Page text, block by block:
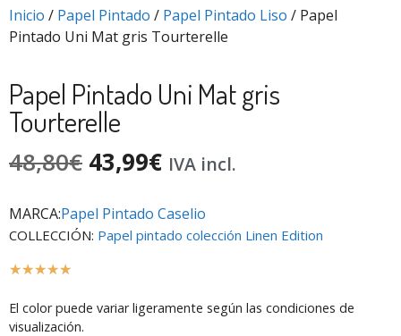
Inicio / Papel Pintado / Papel Pintado Liso / Papel
Pintado Uni Mat gris Tourterelle
Papel Pintado Uni Mat gris
Tourterelle
48,80€ 43,99€ IVA incl.
MARCA:Papel Pintado Caselio
COLLECCIÓN: Papel pintado colección Linen Edition
☆☆☆☆☆
El color puede variar ligeramente según las condiciones de
visualización.